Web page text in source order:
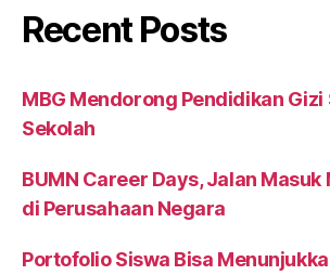
Recent Posts
MBG Mendorong Pendidikan Gizi
Sekolah
BUMN Career Days, Jalan Masuk
di Perusahaan Negara
Portofolio Siswa Bisa